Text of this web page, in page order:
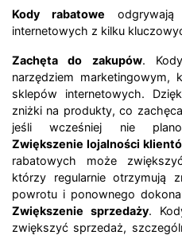
Kody rabatowe
internetowych z kilku
Zachęta do zakupów.
narzędziem marketingowym,
sklepów internetowych.
zniżki na produkty, co
jeśli wcześniej nie
Zwiększenie lojalności
rabatowych może
którzy regularnie otrzymują
powrotu i ponownego
Zwiększenie sprzedaży.
zwiększyć sprzedaż,